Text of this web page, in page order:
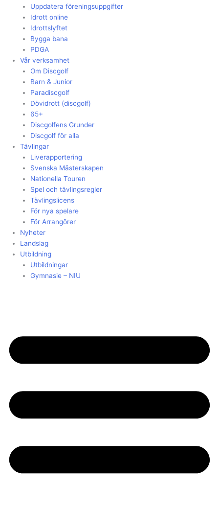
Uppdatera föreningsuppgifter
Idrott online
Idrottslyftet
Bygga bana
PDGA
Vår verksamhet
Om Discgolf
Barn & Junior
Paradiscgolf
Dövidrott (discgolf)
65+
Discgolfens Grunder
Discgolf för alla
Tävlingar
Liverapportering
Svenska Mästerskapen
Nationella Touren
Spel och tävlingsregler
Tävlingslicens
För nya spelare
För Arrangörer
Nyheter
Landslag
Utbildning
Utbildningar
Gymnasie – NIU